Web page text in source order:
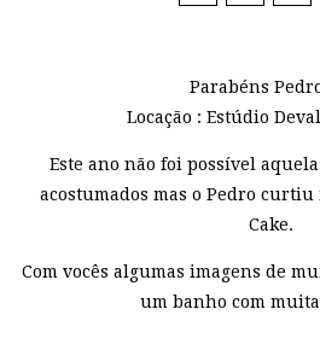
Parabéns
Locação : Estúdio
Este ano não foi possível
acostumados mas o Pedro
Cake.
Com vocês algumas imagens de
um banho com